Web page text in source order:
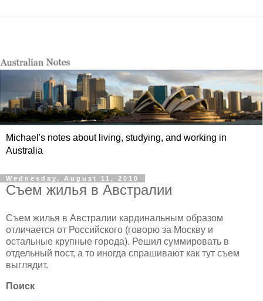
Michael's notes about living, studying, and working in
Australia
Wednesday, August 11, 2010
Съем жилья в Австралии
Съем жилья в Австралии кардинальным образом
отличается от Российского (говорю за Москву и
остальные крупные города). Решил суммировать в
отдельный пост, а то иногда спрашивают как тут съем
выглядит.
Поиск